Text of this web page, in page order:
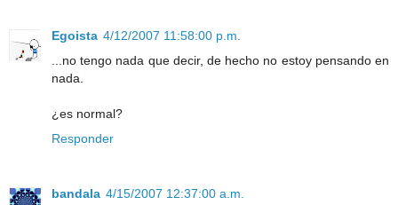
Egoista 4/12/2007 11:58:00 p.m.
...no tengo nada que decir, de hecho no estoy pensando en
nada.
¿es normal?
Responder
bandala 4/15/2007 12:37:00 a.m.